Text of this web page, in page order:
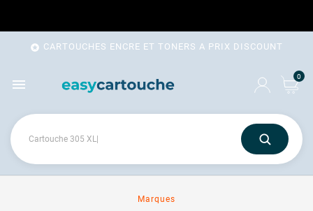
 CARTOUCHES ENCRE ET TONERS A PRIX DISCOUNT
 0
Marques